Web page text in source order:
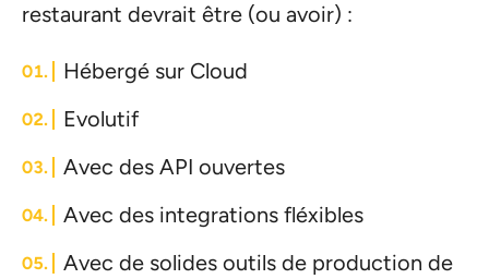
restaurant devrait être (ou avoir) :
Hébergé sur Cloud
Evolutif
Avec des API ouvertes
Avec des integrations fléxibles
Avec de solides outils de production de